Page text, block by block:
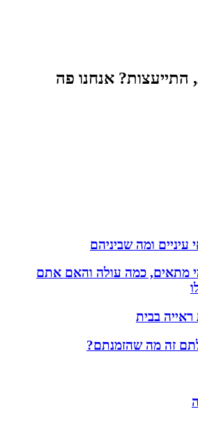
אנחנו פה
עיניים ומה שביניהם
מתאים, כמה עולה והאם אתם
בבית
זה מה שהזמנתם?